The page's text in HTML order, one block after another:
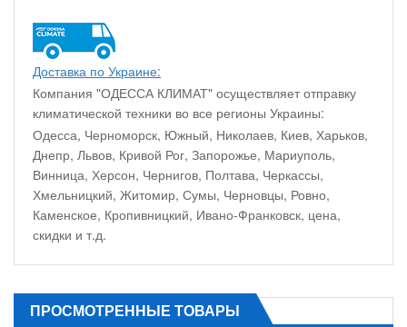
Доставка по Украине:
Компания "ОДЕССА КЛИМАТ" осуществляет отправку
климатической техники во все регионы Украины:
Одесса, Черноморск, Южный, Николаев, Киев, Харьков,
Днепр, Львов, Кривой Рог, Запорожье, Мариуполь,
Винница, Херсон, Чернигов, Полтава, Черкассы,
Хмельницкий, Житомир, Сумы, Черновцы, Ровно,
Каменское, Кропивницкий, Ивано-Франковск, цена,
скидки и т.д.
ПРОСМОТРЕННЫЕ ТОВАРЫ